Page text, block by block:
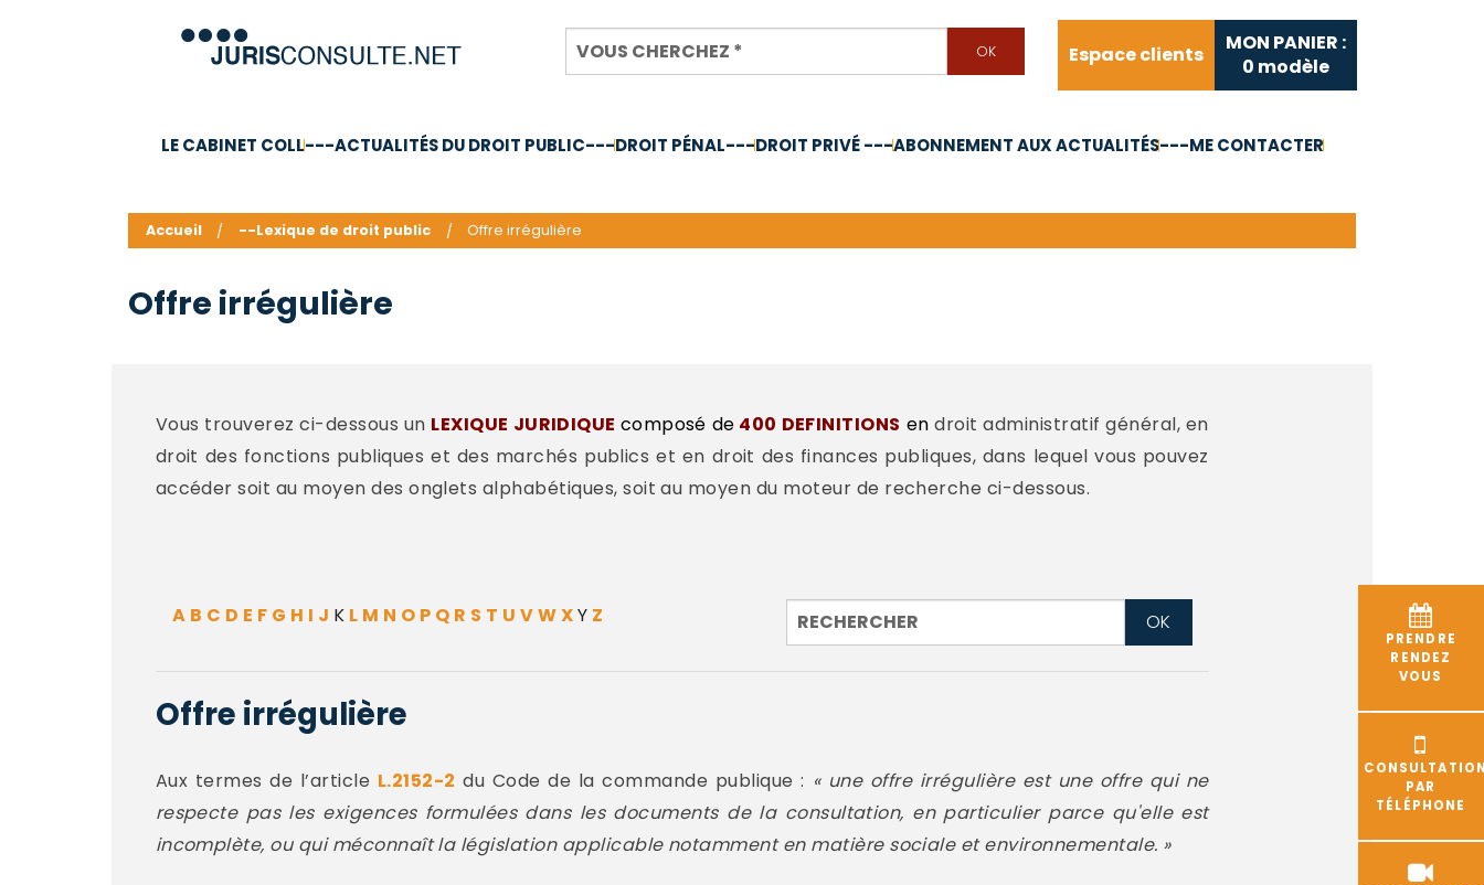
Espace clients
MON PANIER :
0 modèle
LE CABINET COLL---ACTUALITÉS DU DROIT PUBLIC---DROIT PÉNAL---DROIT PRIVÉ ---ABONNEMENT AUX ACTUALITÉS---ME CONTACTER
PRENDRE
RENDEZ
VOUS
PAR
TÉLÉPHONE
Accueil --Lexique de droit public Offre irrégulière
Offre irrégulière
Vous trouverez ci-dessous un LEXIQUE JURIDIQUE composé de 400 DEFINITIONS endroit administratif général, en
droit des fonctions publiques et des marchés publics et en droit des finances publiques, dans lequel vous pouvez
accéder soit au moyen des onglets alphabétiques, soit au moyen du moteur de recherche ci-dessous.
A B C D E F G H I J K L M N O P Q R S T U VWXY Z
Offre irrégulière
Aux termes de l’article L.2152-2 du Code de la commande publique : « une offre irrégulière est une offre qui ne
respecte pas les exigences formulées dans les documents de la consultation, en particulier parce qu'elle est
incomplète, ou qui méconnaît la législation applicable notamment en matière sociale et environnementale. »